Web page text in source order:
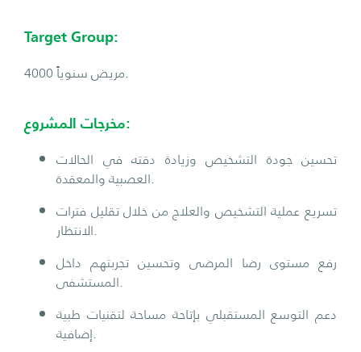
Target Group:
4000 مريض سنوياً.
مخرجات المشروع:
تحسين جودة التشخيص وزيادة دقته في الحالات
العصبية والمعقدة.
تسريع عملية التشخيص والعلاج من خلال تقليل فترات
الانتظار.
رفع مستوى رضا المرضى وتحسين تجربتهم داخل
المستشفى.
دعم التوسع المستقبلي بإتاحة مساحة لتقنيات طبية
إضافية.